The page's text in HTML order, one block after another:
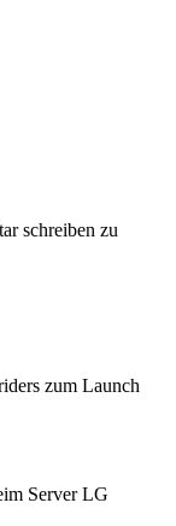
schreiben zu
zum Launch
Server LG